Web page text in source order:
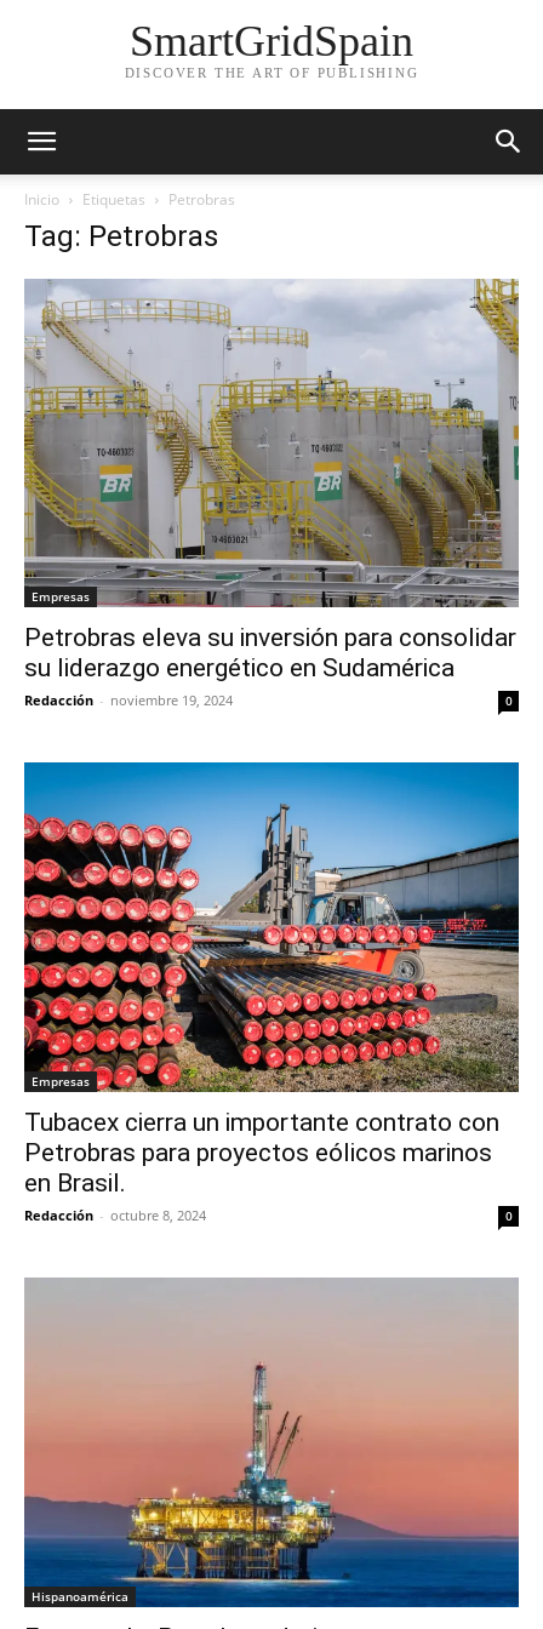
SmartGridSpain
DISCOVER THE ART OF PUBLISHING
Inicio Etiquetas Petrobras
Tag: Petrobras
Empresas
Petrobras eleva su inversión para consolidar
su liderazgo energético en Sudamérica
Redacción - noviembre 19, 2024 0
Empresas
Tubacex cierra un importante contrato con
Petrobras para proyectos eólicos marinos
en Brasil.
Redacción - octubre 8, 2024 0
Hispanoamérica